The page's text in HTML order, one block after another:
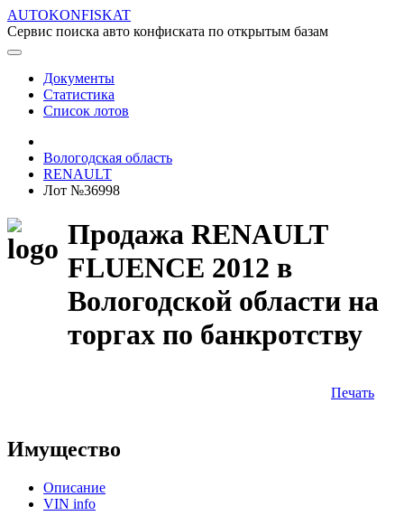
AUTOKONFISKAT
Сервис поиска авто конфиската по открытым базам
Документы
Статистика
Список лотов
Вологодская область
RENAULT
Лот №36998
Продажа RENAULT
FLUENCE 2012 в
Вологодской области на
торгах по банкротству
Печать
Имущество
Описание
VIN info